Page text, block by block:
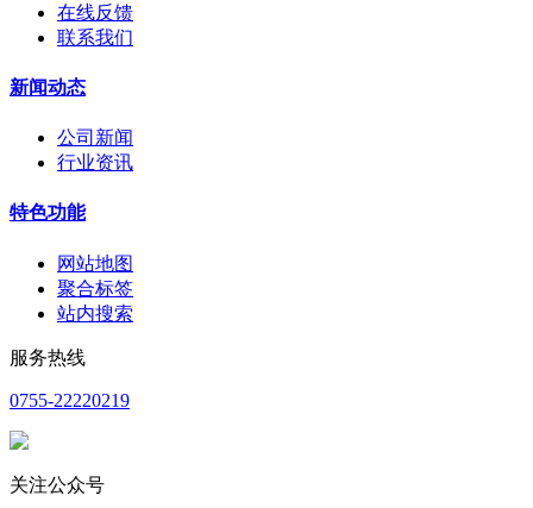
在线反馈
联系我们
新闻动态
公司新闻
行业资讯
特色功能
网站地图
聚合标签
站内搜索
服务热线
0755-22220219
关注公众号